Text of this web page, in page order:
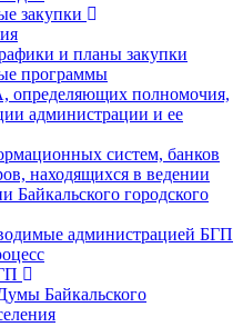
закупки
и планы закупки
программы
определяющих полномочия,
администрации и ее
систем, банков
находящихся в ведении
Байкальского городского
администрацией БГП
Байкальского